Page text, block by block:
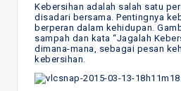
Kebersihan adalah salah satu
disadari bersama. Pentingnya
berperan dalam kehidupan.
sampah dan kata “Jagalah
dimana-mana, sebagai pesan
kebersihan.